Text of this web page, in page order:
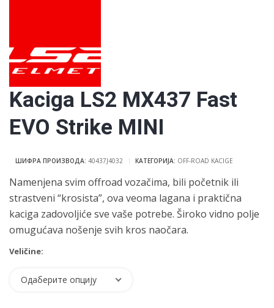
Kaciga LS2 MX437 Fast
EVO Strike MINI
ШИФРА ПРОИЗВОДА: 40437J4032 КАТЕГОРИЈА: OFF-ROAD KACIGE
Namenjena svim offroad vozačima, bili početnik ili
strastveni “krosista”, ova veoma lagana i praktična
kaciga zadovoljiće sve vaše potrebe. Široko vidno polje
omugućava nošenje svih kros naočara.
Veličine:
Одаберите опцију